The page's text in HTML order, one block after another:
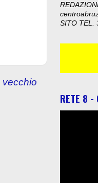
vecchio
SITO TEL.
RETE 8 -